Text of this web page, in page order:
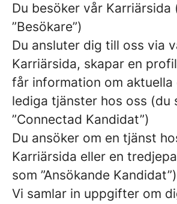
Du besöker vår Karriärsida
”Besökare”)
Du ansluter dig till oss via
Karriärsida, skapar en
får information om aktuella
lediga tjänster hos oss (du
”Connectad Kandidat”)
Du ansöker om en tjänst
Karriärsida eller en
som ”Ansökande Kandidat”)
Vi samlar in uppgifter om